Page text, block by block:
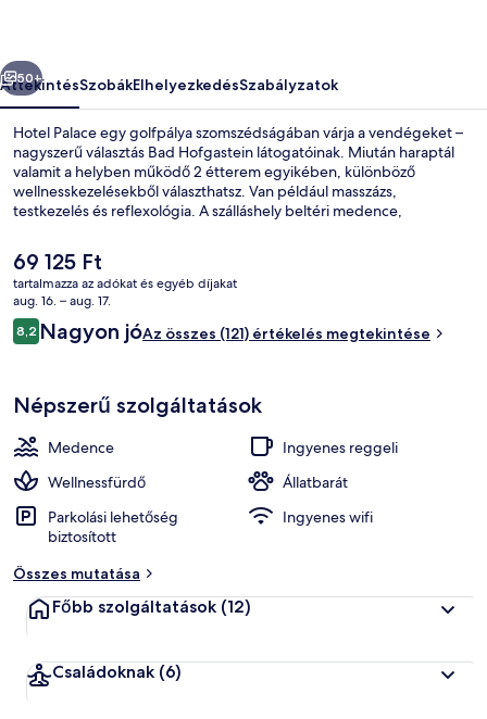
Következő
50+
ÁttekintésSzobákElhelyezkedésSzabályzatok
Hotel Palace egy golfpálya szomszédságában várja a vendégeket –
nagyszerű választás Bad Hofgastein látogatóinak. Miután haraptál
valamit a helyben működő 2 étterem egyikében, különböző
wellnesskezelésekből választhatsz. Van például masszázs,
testkezelés és reflexológia. A szálláshely beltéri medence,
A
jelenlegi
ár
69 125 Ft
69 125 Ft
tartalmazza az adókat és egyéb díjakat
aug. 16. – aug. 17.
Értékelések
8,28,2 ennyiből: 10
Nagyon jóAz összes (121) értékelés megtekintése
Népszerű szolgáltatások
Medence
Ingyenes reggeli
Wellnessfürdő
Állatbarát
Parkolási lehetőség
biztosított
Ingyenes wifi
Összes mutatása
Főbb szolgáltatások (12)
Családoknak (6)